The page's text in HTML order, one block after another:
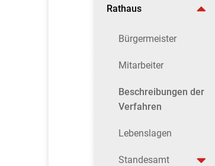
Rathaus
Bürgermeister
Mitarbeiter
Beschreibungen der
Verfahren
Lebenslagen
Standesamt